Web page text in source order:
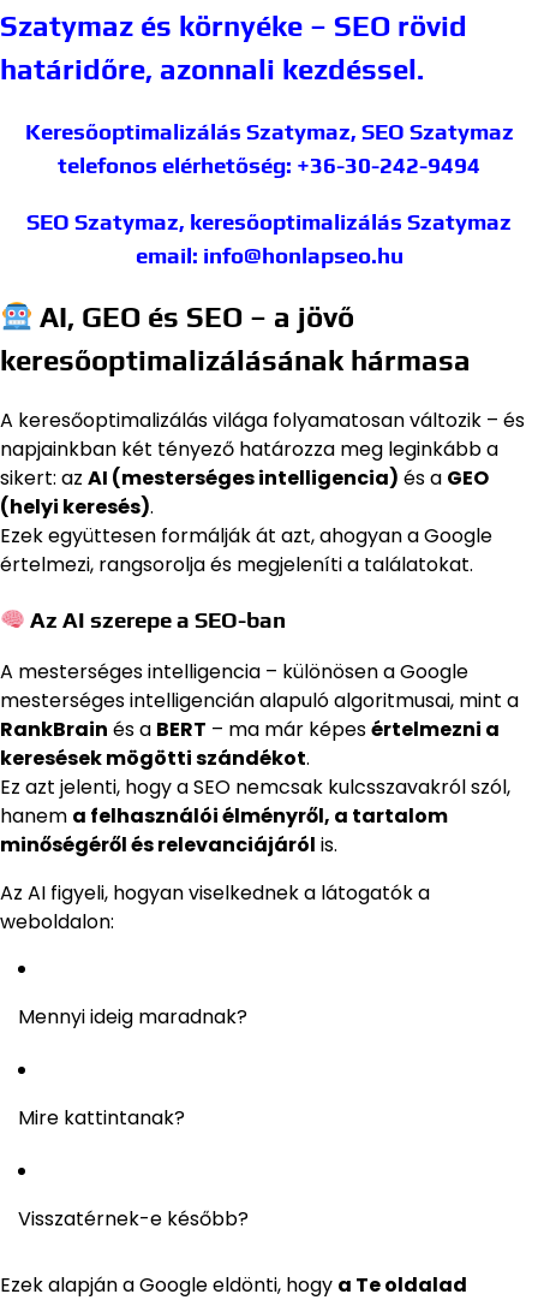
Szatymaz és környéke – SEO rövid
határidőre, azonnali kezdéssel.
Keresőoptimalizálás Szatymaz, SEO Szatymaz
telefonos elérhetőség: +36-30-242-9494
SEO Szatymaz, keresőoptimalizálás Szatymaz
email: info@honlapseo.hu
AI, GEO és SEO – a jövő
keresőoptimalizálásának hármasa
A keresőoptimalizálás világa folyamatosan változik – és
napjainkban két tényező határozza meg leginkább a
sikert: az AI (mesterséges intelligencia) és a GEO
(helyi keresés).
Ezek együttesen formálják át azt, ahogyan a Google
értelmezi, rangsorolja és megjeleníti a találatokat.
Az AI szerepe a SEO-ban
A mesterséges intelligencia – különösen a Google
mesterséges intelligencián alapuló algoritmusai, mint a
RankBrain és a BERT – ma már képesértelmezni a
keresések mögötti szándékot.
Ez azt jelenti, hogy a SEO nemcsak kulcsszavakról szól,
hanem a felhasználói élményről, a tartalom
minőségéről és relevanciájáról is.
Az AI figyeli, hogyan viselkednek a látogatók a
weboldalon:
Mennyi ideig maradnak?
Mire kattintanak?
Visszatérnek-e később?
Ezek alapján a Google eldönti, hogy a Te oldalad